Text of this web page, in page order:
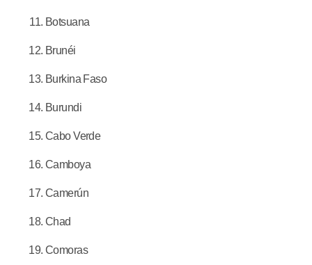
Botsuana
Brunéi
Burkina Faso
Burundi
Cabo Verde
Camboya
Camerún
Chad
Comoras